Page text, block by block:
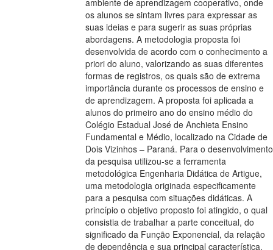
ambiente de aprendizagem cooperativo, onde
os alunos se sintam livres para expressar as
suas ideias e para sugerir as suas próprias
abordagens. A metodologia proposta foi
desenvolvida de acordo com o conhecimento a
priori do aluno, valorizando as suas diferentes
formas de registros, os quais são de extrema
importância durante os processos de ensino e
de aprendizagem. A proposta foi aplicada a
alunos do primeiro ano do ensino médio do
Colégio Estadual José de Anchieta Ensino
Fundamental e Médio, localizado na Cidade de
Dois Vizinhos – Paraná. Para o desenvolvimento
da pesquisa utilizou-se a ferramenta
metodológica Engenharia Didática de Artigue,
uma metodologia originada especificamente
para a pesquisa com situações didáticas. A
princípio o objetivo proposto foi atingido, o qual
consistia de trabalhar a parte conceitual, do
significado da Função Exponencial, da relação
de dependência e sua principal característica,